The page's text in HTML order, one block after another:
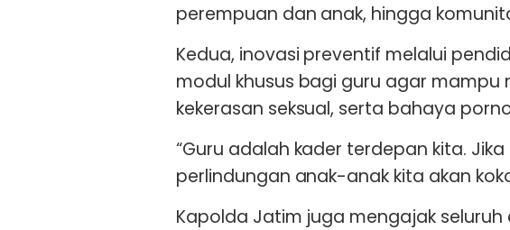
perempuan dan anak, hingga
Kedua, inovasi preventif melalui
modul khusus bagi guru agar mampu
kekerasan seksual, serta bahaya
“Guru adalah kader terdepan kita.
perlindungan anak-anak kita akan
Kapolda Jatim juga mengajak